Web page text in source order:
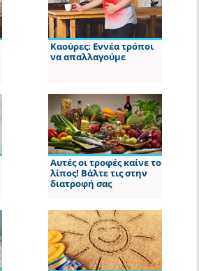
Καούρες: Εννέα τρόποι
να απαλλαγούμε
Αυτές οι τροφές καίνε το
λίπος! Βάλτε τις στην
διατροφή σας